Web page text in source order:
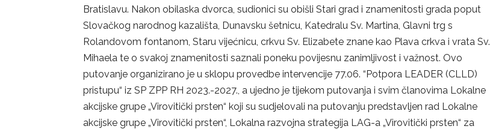
Bratislavu. Nakon obilaska dvorca, sudionici su obišli Stari grad i znamenitosti grada poput
Slovačkog narodnog kazališta, Dunavsku šetnicu, Katedralu Sv. Martina, Glavni trg s
Rolandovom fontanom, Staru vijećnicu, crkvu Sv. Elizabete znane kao Plava crkva i vrata Sv.
Mihaela te o svakoj znamenitosti saznali poneku povijesnu zanimljivost i važnost. Ovo
putovanje organizirano je u sklopu provedbe intervencije 77.06. “Potpora LEADER (CLLD)
pristupu“ iz SP ZPP RH 2023.-2027., a ujedno je tijekom putovanja i svim članovima Lokalne
akcijske grupe „Virovitički prsten“ koji su sudjelovali na putovanju predstavljen rad Lokalne
akcijske grupe „Virovitički prsten“, Lokalna razvojna strategija LAG-a „Virovitički prsten“ za